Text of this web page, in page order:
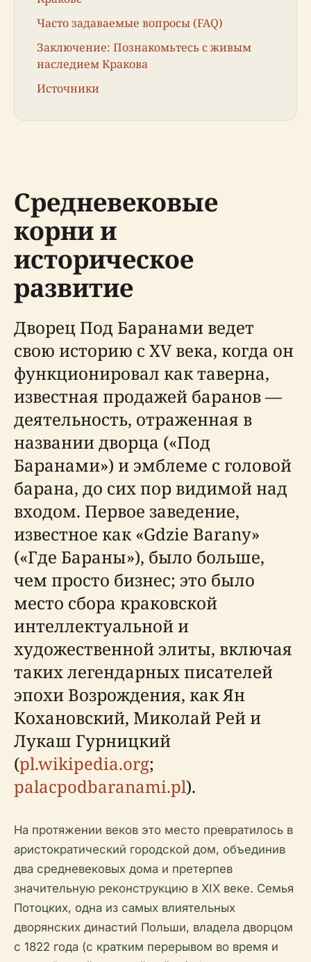
Часто задаваемые вопросы (FAQ)
Заключение: Познакомьтесь с живым
наследием Кракова
Источники
Средневековые
корни и
историческое
развитие
Дворец Под Баранами ведет
свою историю с XV века, когда он
функционировал как таверна,
известная продажей баранов —
деятельность, отраженная в
названии дворца («Под
Баранами») и эмблеме с головой
барана, до сих пор видимой над
входом. Первое заведение,
известное как «Gdzie Barany»
(«Где Бараны»), было больше,
чем просто бизнес; это было
место сбора краковской
интеллектуальной и
художественной элиты, включая
таких легендарных писателей
эпохи Возрождения, как Ян
Кохановский, Миколай Рей и
Лукаш Гурницкий
(pl.wikipedia.org;
palacpodbaranami.pl).
На протяжении веков это место превратилось в
аристократический городской дом, объединив
два средневековых дома и претерпев
значительную реконструкцию в XIX веке. Семья
Потоцких, одна из самых влиятельных
дворянских династий Польши, владела дворцом
с 1822 года (с кратким перерывом во время и